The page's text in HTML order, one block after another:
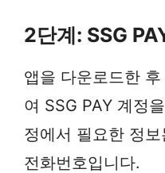
2단계: SSG
앱을 다운로드한
여 SSG PAY 계정
정에서 필요한 정
전화번호입니다.